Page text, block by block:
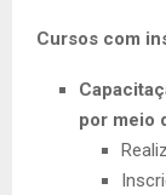
Cursos com
por meio